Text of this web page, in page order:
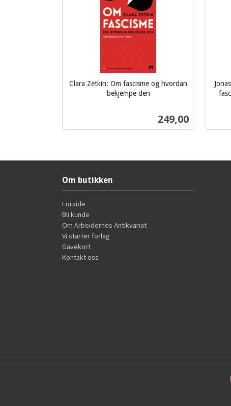
Clara Zetkin: Om fascisme og hvordan
bekjempe den
Pris
249,00
Om butikken
Forside
Bli kunde
Om Arbeidernes Antikvariat
Vi starter forlag
Gavekort
Kontakt oss